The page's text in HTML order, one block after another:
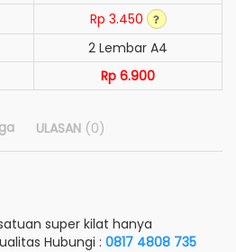
Rp 3.450
2 Lembar A4
Rp 6.900
ULASAN (0)
super kilat hanya
Hubungi : 0817 4808 735